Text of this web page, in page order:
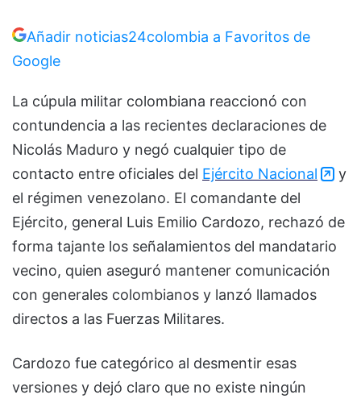
Añadir noticias24colombia a Favoritos de
Google
La cúpula militar colombiana reaccionó con
contundencia a las recientes declaraciones de
Nicolás Maduro y negó cualquier tipo de
contacto entre oficiales del Ejército Nacional
y
el régimen venezolano. El comandante del
Ejército, general Luis Emilio Cardozo, rechazó de
forma tajante los señalamientos del mandatario
vecino, quien aseguró mantener comunicación
con generales colombianos y lanzó llamados
directos a las Fuerzas Militares.
Cardozo fue categórico al desmentir esas
versiones y dejó claro que no existe ningún